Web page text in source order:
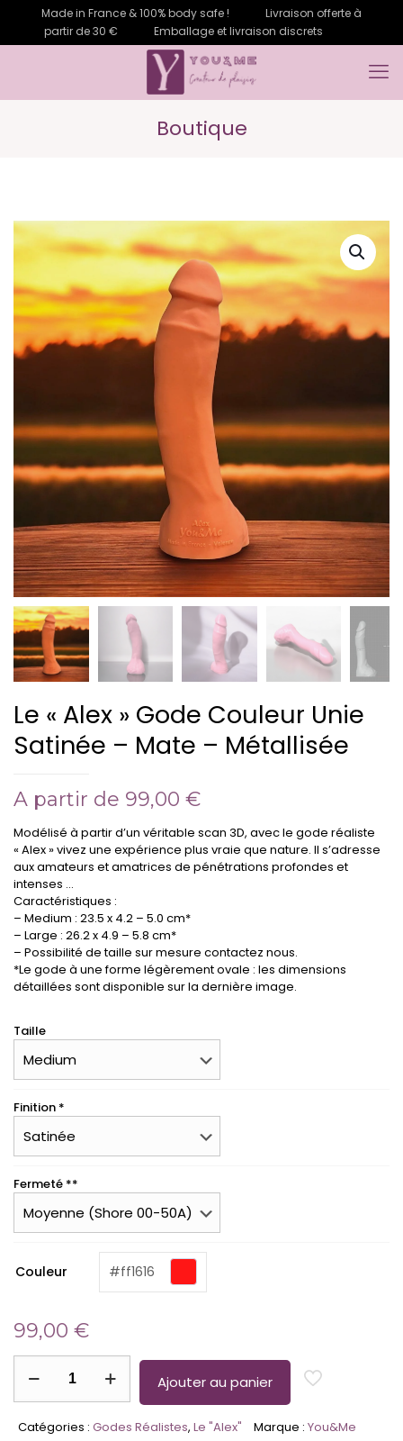
Made in France & 100% body safe !
Livraison offerte à
partir de 30 €
Emballage et livraison discrets
Boutique
Le « Alex » Gode Couleur Unie
Satinée – Mate – Métallisée
A partir de 99,00 €
Modélisé à partir d’un véritable scan 3D, avec le gode réaliste
« Alex » vivez une expérience plus vraie que nature. Il s’adresse
aux amateurs et amatrices de pénétrations profondes et
intenses …
Caractéristiques :
– Medium : 23.5 x 4.2 – 5.0 cm*
– Large : 26.2 x 4.9 – 5.8 cm*
– Possibilité de taille sur mesure contactez nous.
*Le gode à une forme légèrement ovale : les dimensions
détaillées sont disponible sur la dernière image.
Taille
Finition *
Fermeté **
Couleur (required)
#ff1616
99,00 €
Gode
Ajouter au panier
Catégories : Godes Réalistes, Le "Alex" Marque : You&Me